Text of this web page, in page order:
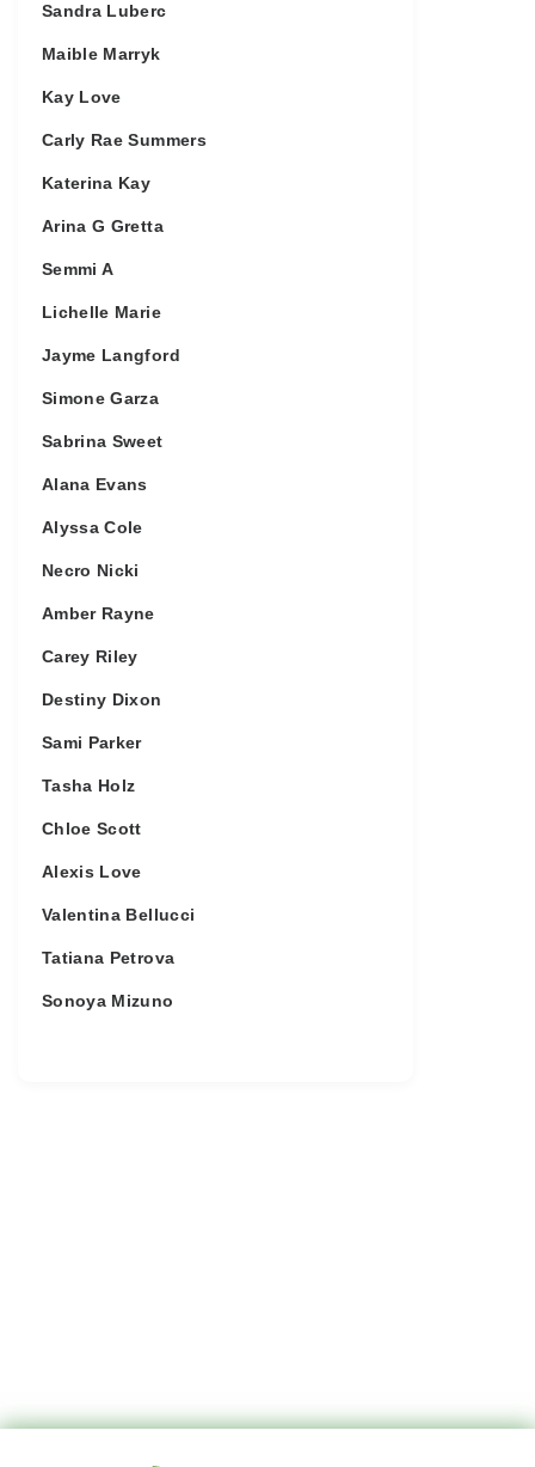
Sandra Luberc
Maible Marryk
Kay Love
Carly Rae Summers
Katerina Kay
Arina G Gretta
Semmi A
Lichelle Marie
Jayme Langford
Simone Garza
Sabrina Sweet
Alana Evans
Alyssa Cole
Necro Nicki
Amber Rayne
Carey Riley
Destiny Dixon
Sami Parker
Tasha Holz
Chloe Scott
Alexis Love
Valentina Bellucci
Tatiana Petrova
Sonoya Mizuno